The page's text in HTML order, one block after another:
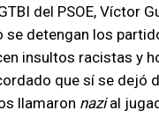
del PSOE, Víctor
se detengan los
insultos racistas y
que sí se dejó
llamaron nazial